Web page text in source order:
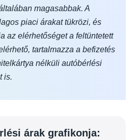
magasabbak. A
piaci árakat tükrözi, és
az elérhetőséget a feltüntetett
tartalmazza a befizetés
nélküli autóbérlési
is.
árak grafikonja: